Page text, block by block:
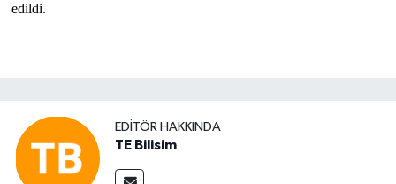
edildi.
EDITÖR HAKKINDA
TE Bilisim